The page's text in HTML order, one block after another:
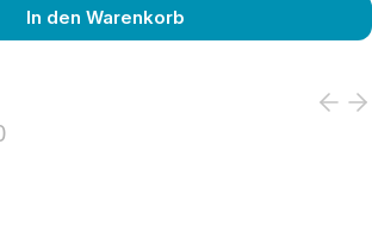
In den Warenkorb